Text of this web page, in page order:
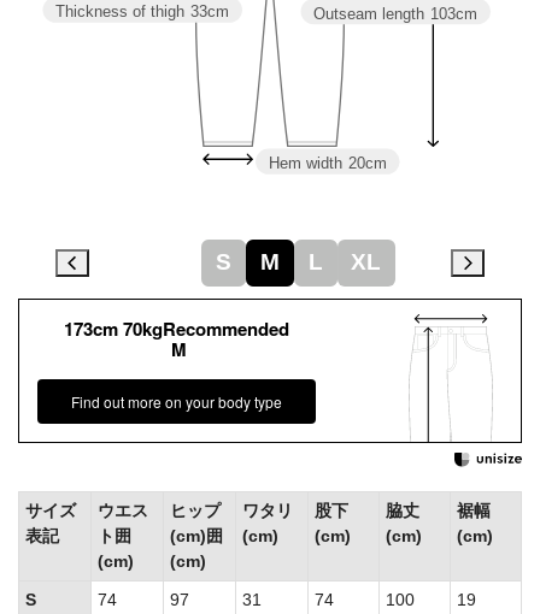
サイズ
表記
ウエス
ト囲
(cm)
ヒップ
(cm)囲
(cm)
ワタリ
(cm)
股下
(cm)
脇丈
(cm)
裾幅
(cm)
S 74 97 31 74 100
19
173cm 70kgRecommended
M
Find out more on your body type
Outseam length 103cm
Hem width 20cm
Thickness of thigh 33cm
S M L XL